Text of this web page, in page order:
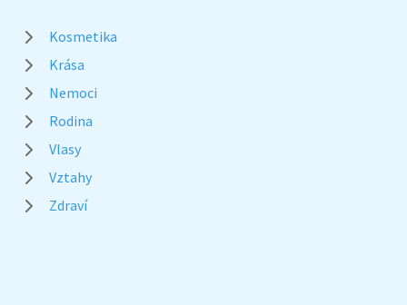
Kosmetika
Krása
Nemoci
Rodina
Vlasy
Vztahy
Zdraví